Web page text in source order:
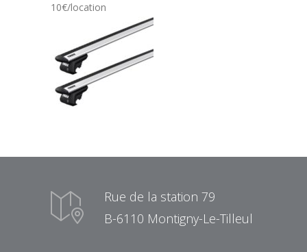
10€/location
Rue de la station 79
B-6110 Montigny-Le-Tilleul